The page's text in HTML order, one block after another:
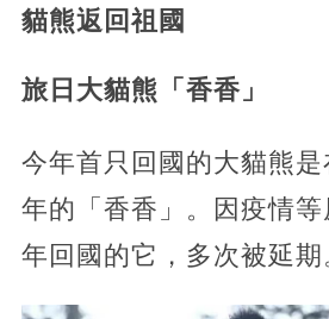
貓熊返回祖國
旅日大貓熊「香香」
今年首只回國的大貓熊
年的「香香」。因疫情
年回國的它，多次被延期